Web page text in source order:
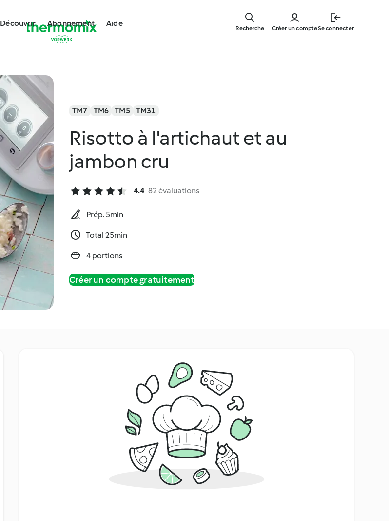
main
Découvrir Abonnement Aide
Créer un compteSe connecter
Recherche
TM7 TM6 TM5 TM31
Risotto à l'artichaut et au
jambon cru
4.4 82 évaluations
Prép. 5min
Total 25min
4 portions
Créer un compte gratuitement